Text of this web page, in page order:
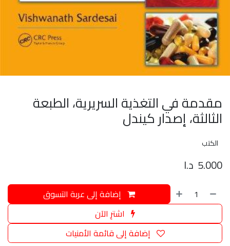
مقدمة في التغذية السريرية، الطبعة
الثالثة، إصدار كيندل
الكتب
5.000 د.ا
إضافة إلى عربة التسوق
اشترِ الآن
إضافة إلى قائمة الأمنيات